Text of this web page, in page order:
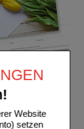
Website
setzen